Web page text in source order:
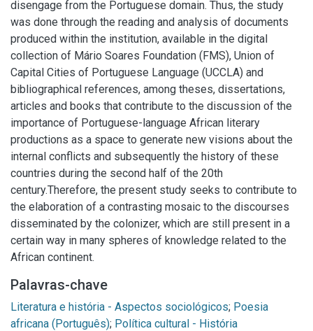
disengage from the Portuguese domain. Thus, the study
was done through the reading and analysis of documents
produced within the institution, available in the digital
collection of Mário Soares Foundation (FMS), Union of
Capital Cities of Portuguese Language (UCCLA) and
bibliographical references, among theses, dissertations,
articles and books that contribute to the discussion of the
importance of Portuguese-language African literary
productions as a space to generate new visions about the
internal conflicts and subsequently the history of these
countries during the second half of the 20th
century.Therefore, the present study seeks to contribute to
the elaboration of a contrasting mosaic to the discourses
disseminated by the colonizer, which are still present in a
certain way in many spheres of knowledge related to the
African continent.
Palavras-chave
Literatura e história - Aspectos sociológicos; Poesia
africana (Português); Política cultural - História